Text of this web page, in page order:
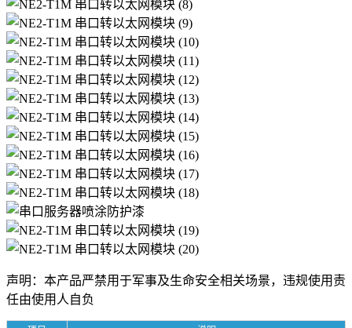
声明：本产品严禁用于军事及生命安全相关场景，违规使用责
任由使用人自负